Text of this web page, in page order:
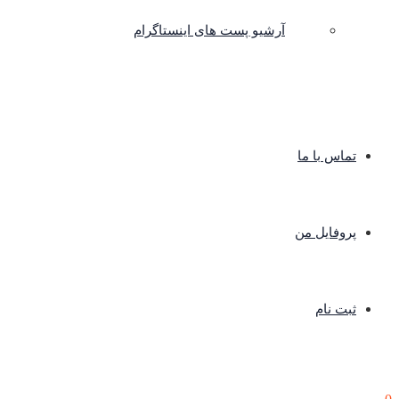
آرشیو پست های اینستاگرام
تماس با ما
پروفایل من
ثبت نام